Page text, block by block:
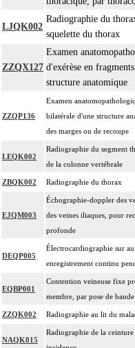
LJQK002
Radiographie du
squelette du thorax
ZZQX127
Examen
d'exérèse en
structure anatomique
ZZQP136
Examen
bilatérale d'une structure
des marges ou de recoupe
LEQK002
Radiographie du segment
de la colonne vertébrale
ZBQK002 Radiographie du thorax
EJQM003
Échographie-doppler des
des veines iliaques, pour
profonde
DEQP005
Électrocardiographie sur
enregistrement continu
EQBP001
Contention veineuse fixe
membre, par pose de
ZZQK002 Radiographie au lit du
NAQK015
Radiographie de la